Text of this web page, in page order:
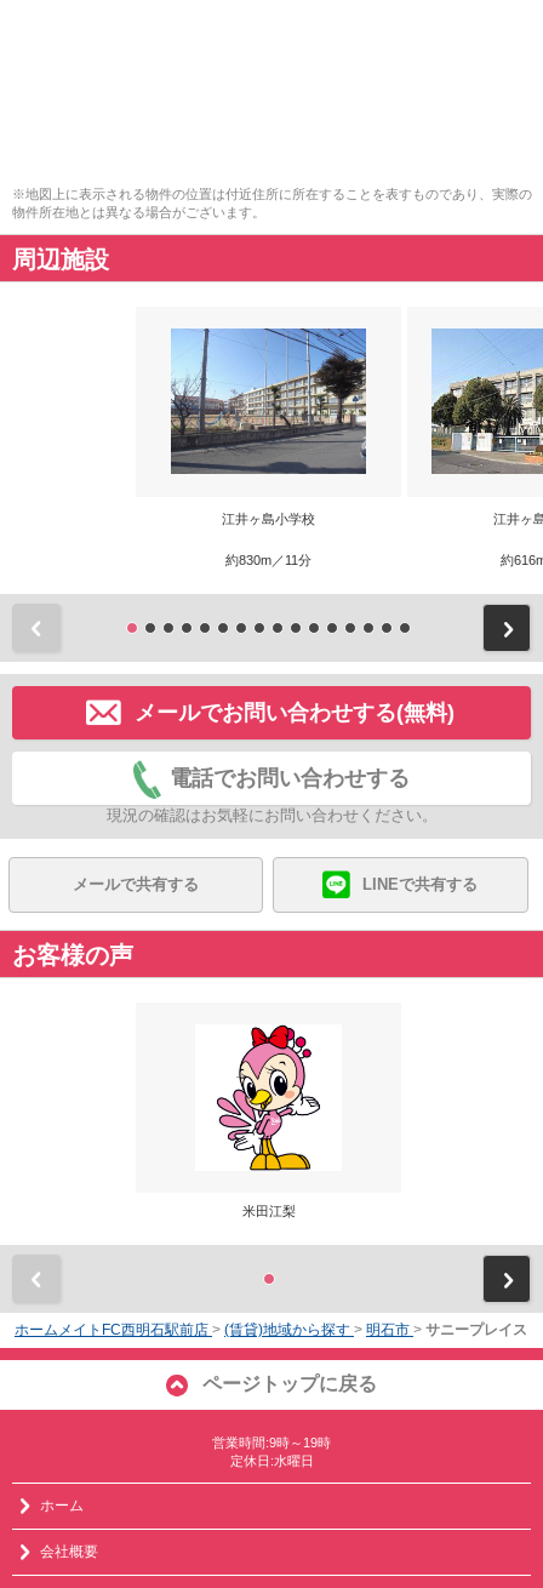
※地図上に表示される物件の位置は付近住所に所在することを表すものであり、実際の
物件所在地とは異なる場合がございます。
周辺施設
江井ヶ島小学校
約830m／11分
江井ヶ
約
メールでお問い合わせする(無料)
電話でお問い合わせする
現況の確認はお気軽にお問い合わせください。
メールで共有する LINEで共有する
お客様の声
米田江梨
ホームメイトFC西明石駅前店 > (賃貸)地域から探す > 明石市 > サニープレイス
ページトップに戻る
営業時間:9時～19時
定休日:水曜日
ホーム
会社概要